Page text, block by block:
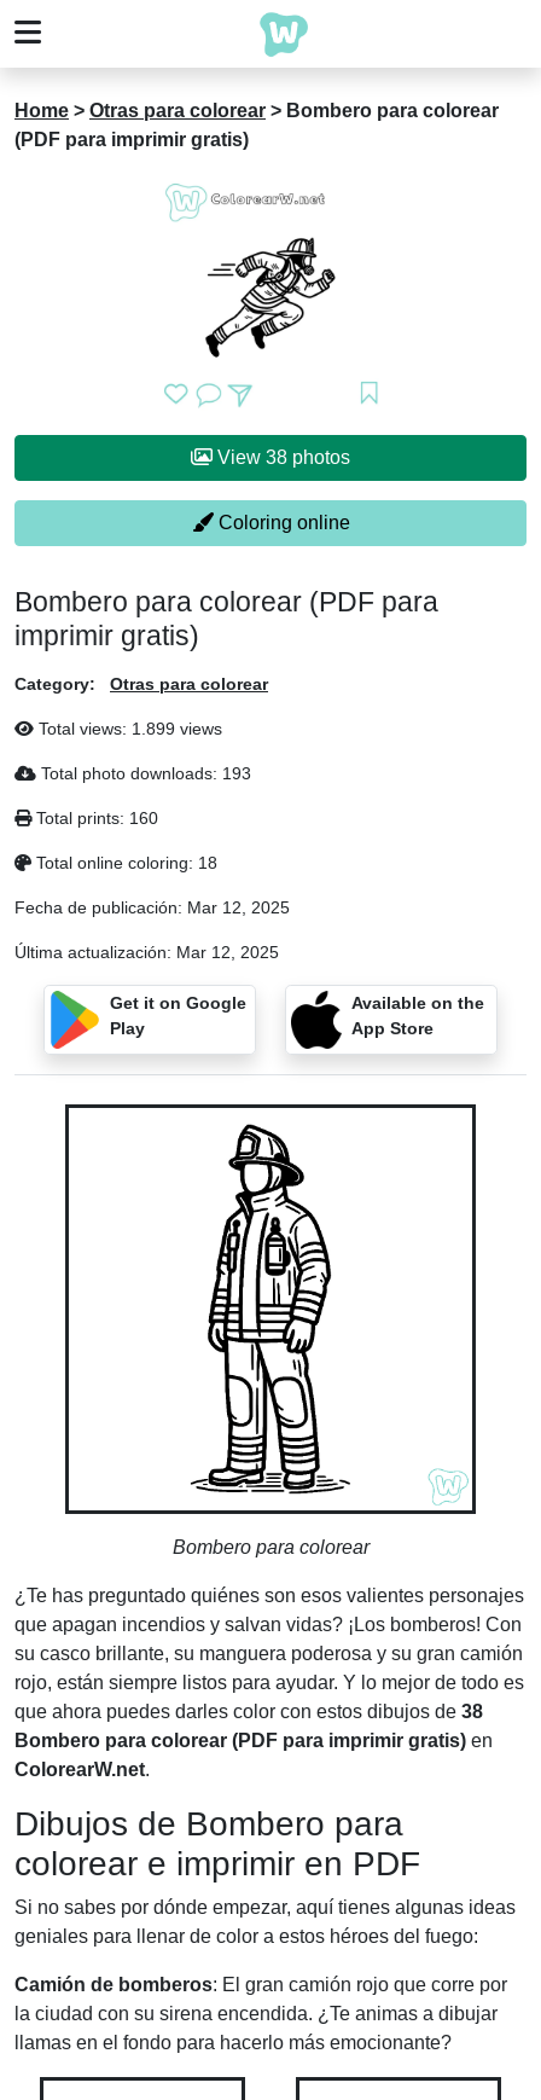
Home > Otras para colorear > Bombero para colorear
(PDF para imprimir gratis)
View 38 photos
Coloring online
Bombero para colorear (PDF para
imprimir gratis)
Category: Otras para colorear
Total views: 1.899 views
Total photo downloads: 193
Total prints: 160
Total online coloring: 18
Fecha de publicación: Mar 12, 2025
Última actualización: Mar 12, 2025
Get it on Google
Play
Available on the
App Store
Bombero para colorear
¿Te has preguntado quiénes son esos valientes personajes
que apagan incendios y salvan vidas? ¡Los bomberos! Con
su casco brillante, su manguera poderosa y su gran camión
rojo, están siempre listos para ayudar. Y lo mejor de todo es
que ahora puedes darles color con estos dibujos de 38
Bombero para colorear (PDF para imprimir gratis) en
ColorearW.net.
Dibujos de Bombero para
colorear e imprimir en PDF
Si no sabes por dónde empezar, aquí tienes algunas ideas
geniales para llenar de color a estos héroes del fuego:
Camión de bomberos: El gran camión rojo que corre por
la ciudad con su sirena encendida. ¿Te animas a dibujar
llamas en el fondo para hacerlo más emocionante?